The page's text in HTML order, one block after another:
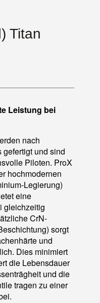
Titan
Leistung bei
nach
gefertigt und sind
Piloten. ProX
hochmodernen
Legierung)
eine
gleichzeitig
CrN-
sorgt
und
Dies minimiert
die Lebensdauer
und die
tragen zu einer